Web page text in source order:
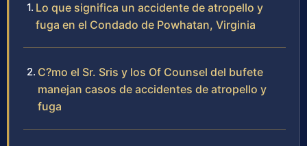
Lo que significa un accidente de atropello y
fuga en el Condado de Powhatan, Virginia
C?mo el Sr. Sris y los Of Counsel del bufete
manejan casos de accidentes de atropello y
fuga